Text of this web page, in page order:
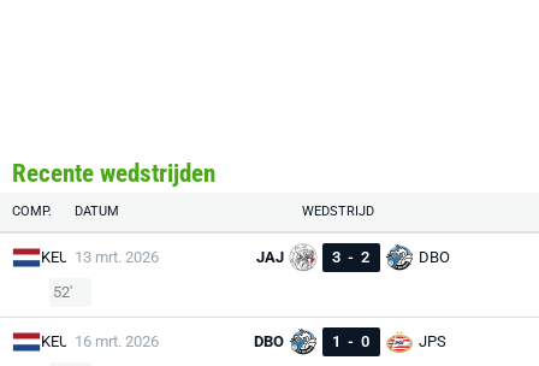
Recente wedstrijden
COMP. DATUM WEDSTRIJD
KEU 13 mrt. 2026 JAJ 3 - 2
DBO
52'
KEU 16 mrt. 2026 DBO 1 - 0
JPS